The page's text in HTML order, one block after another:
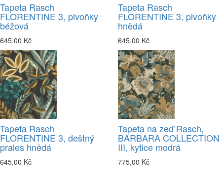
Tapeta Rasch
FLORENTINE 3, pivoňky
béžová
645,00 Kč
Tapeta Rasch
FLORENTINE 3, pivoňky
hnědá
645,00 Kč
Tapeta Rasch
FLORENTINE 3, deštný
prales hnědá
645,00 Kč
Tapeta na zeď Rasch,
BARBARA COLLECTION
III, kytice modrá
775,00 Kč